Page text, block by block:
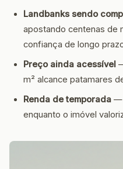
Landbanks sendo
apostando centenas de
confiança de longo
Preço ainda acessível
m² alcance patamares
Renda de temporada —
enquanto o imóvel